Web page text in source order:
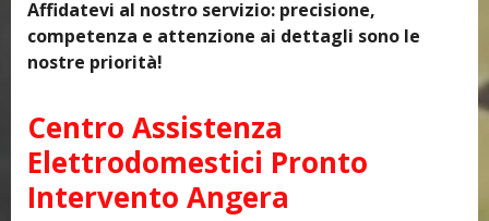
Affidatevi al nostro servizio: precisione,
competenza e attenzione ai dettagli sono le
nostre priorità!
Centro Assistenza
Elettrodomestici Pronto
Intervento Angera